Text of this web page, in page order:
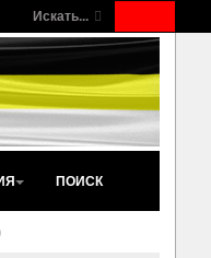
Искать...
ПОИСК